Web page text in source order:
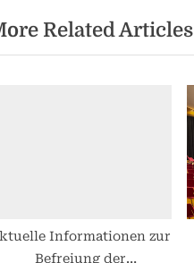
v
i
t
Related Articles
Informationen zur
Befreiung der